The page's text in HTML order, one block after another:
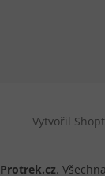
Vytvořil
Protrek.cz.